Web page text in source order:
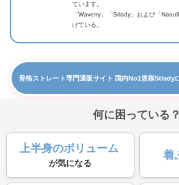
ています。
「Waverry」「Stlady」および「
けている。
骨格ストレート専門通販サイト 国内No1規模Stlady
何に困っている？
上半身のボリューム
が気になる
着